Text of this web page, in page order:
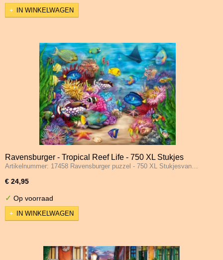
IN WINKELWAGEN
Ravensburger - Tropical Reef Life - 750 XL Stukjes
Artikelnummer: 17458 Ravensburger puzzel - 750 XL Stukjesvan…
€ 24,95
✓ Op voorraad
IN WINKELWAGEN